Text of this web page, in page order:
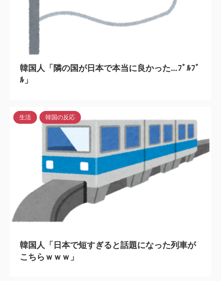
韓国人「隣の国が日本で本当に良かった…ﾌﾞﾙﾌﾞ
ﾙ」
生活 韓国の反応
韓国人「日本で短すぎると話題になった列車が
こちらｗｗｗ」